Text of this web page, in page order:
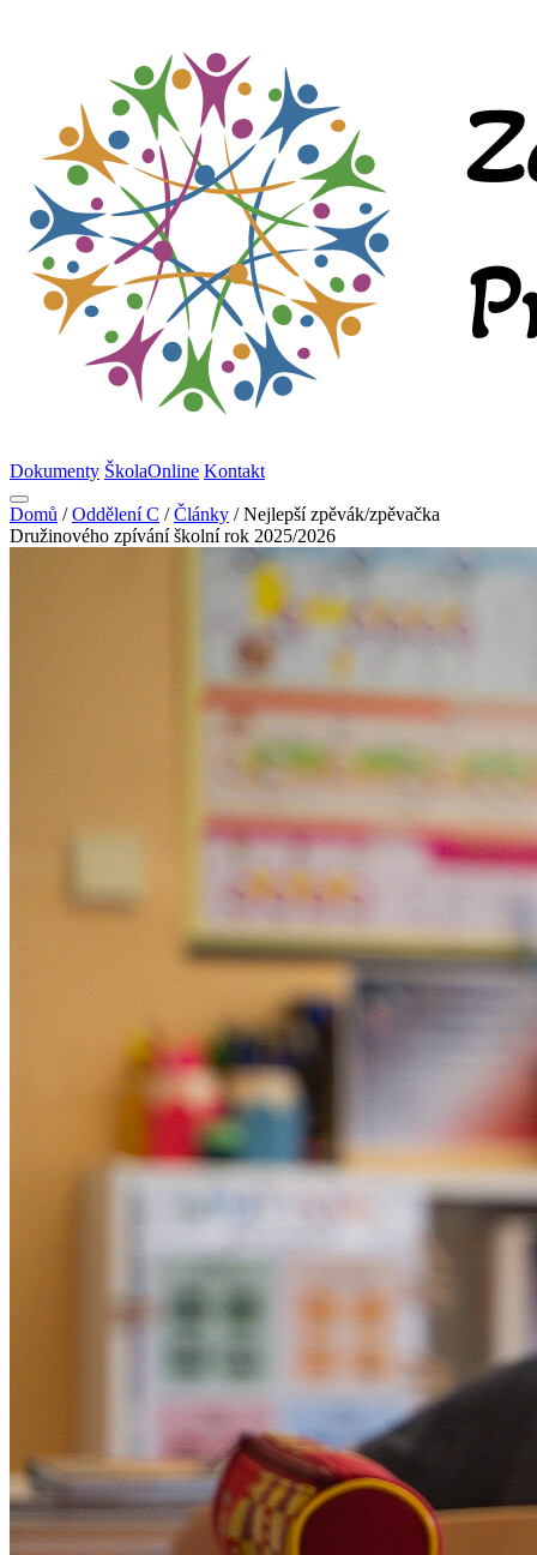
Dokumenty ŠkolaOnline Kontakt
Domů / Oddělení C / Články / Nejlepší zpěvák/zpěvačka
Družinového zpívání školní rok 2025/2026